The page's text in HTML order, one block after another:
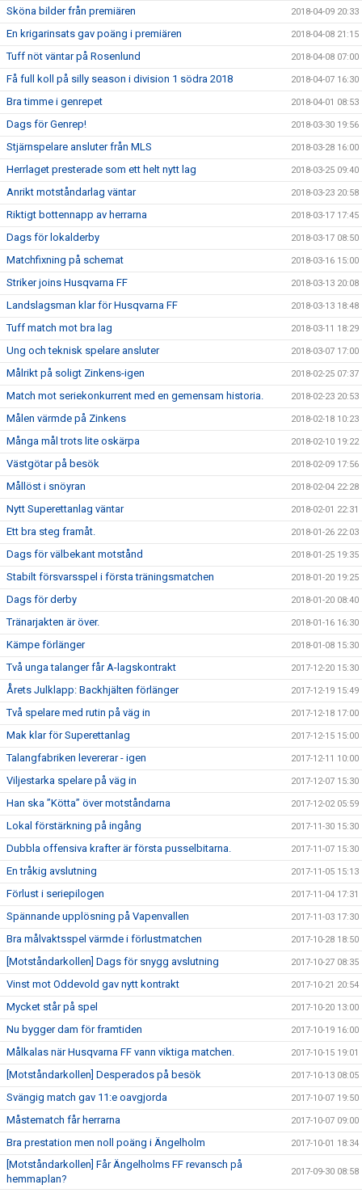
Sköna bilder från premiären 2018-04-09 20:33
En krigarinsats gav poäng i premiären 2018-04-08 21:15
Tuff nöt väntar på Rosenlund 2018-04-08 07:00
Få full koll på silly season i division 1 södra 2018 2018-04-07 16:30
Bra timme i genrepet 2018-04-01 08:53
Dags för Genrep! 2018-03-30 19:56
Stjärnspelare ansluter från MLS 2018-03-28 16:00
Herrlaget presterade som ett helt nytt lag 2018-03-25 09:40
Anrikt motståndarlag väntar 2018-03-23 20:58
Riktigt bottennapp av herrarna 2018-03-17 17:45
Dags för lokalderby 2018-03-17 08:50
Matchfixning på schemat 2018-03-16 15:00
Striker joins Husqvarna FF 2018-03-13 20:08
Landslagsman klar för Husqvarna FF 2018-03-13 18:48
Tuff match mot bra lag 2018-03-11 18:29
Ung och teknisk spelare ansluter 2018-03-07 17:00
Målrikt på soligt Zinkens-igen 2018-02-25 07:37
Match mot seriekonkurrent med en gemensam historia. 2018-02-23 20:53
Målen värmde på Zinkens 2018-02-18 10:23
Många mål trots lite oskärpa 2018-02-10 19:22
Västgötar på besök 2018-02-09 17:56
Mållöst i snöyran 2018-02-04 22:28
Nytt Superettanlag väntar 2018-02-01 22:31
Ett bra steg framåt. 2018-01-26 22:03
Dags för välbekant motstånd 2018-01-25 19:35
Stabilt försvarsspel i första träningsmatchen 2018-01-20 19:25
Dags för derby 2018-01-20 08:40
Tränarjakten är över. 2018-01-16 16:30
Kämpe förlänger 2018-01-08 15:30
Två unga talanger får A-lagskontrakt 2017-12-20 15:30
Årets Julklapp: Backhjälten förlänger 2017-12-19 15:49
Två spelare med rutin på väg in 2017-12-18 17:00
Mak klar för Superettanlag 2017-12-15 15:00
Talangfabriken levererar - igen 2017-12-11 10:00
Viljestarka spelare på väg in 2017-12-07 15:30
Han ska ”Kötta” över motståndarna 2017-12-02 05:59
Lokal förstärkning på ingång 2017-11-30 15:30
Dubbla offensiva krafter är första pusselbitarna. 2017-11-07 15:30
En tråkig avslutning 2017-11-05 15:13
Förlust i seriepilogen 2017-11-04 17:31
Spännande upplösning på Vapenvallen 2017-11-03 17:30
Bra målvaktsspel värmde i förlustmatchen 2017-10-28 18:50
[Motståndarkollen] Dags för snygg avslutning 2017-10-27 08:35
Vinst mot Oddevold gav nytt kontrakt 2017-10-21 20:54
Mycket står på spel 2017-10-20 13:00
Nu bygger dam för framtiden 2017-10-19 16:00
Målkalas när Husqvarna FF vann viktiga matchen. 2017-10-15 19:01
[Motståndarkollen] Desperados på besök 2017-10-13 08:05
Svängig match gav 11:e oavgjorda 2017-10-07 19:50
Måstematch får herrarna 2017-10-07 09:00
Bra prestation men noll poäng i Ängelholm 2017-10-01 18:34
[Motståndarkollen] Får Ängelholms FF revansch på
hemmaplan?
2017-09-30 08:58